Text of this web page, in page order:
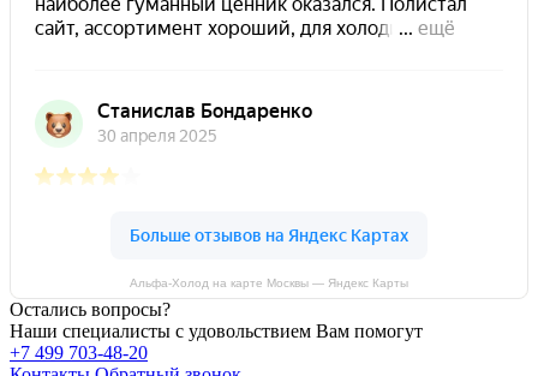
Альфа-Холод на карте Москвы — Яндекс Карты
Остались вопросы?
Наши специалисты с удовольствием Вам помогут
+7 499 703-48-20